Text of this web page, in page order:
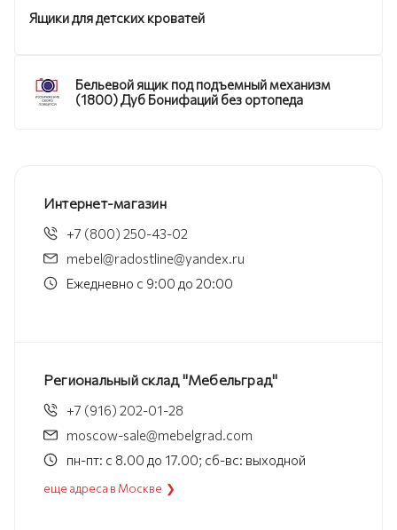
Ящики для детских кроватей
Бельевой ящик под подъемный механизм
(1800) Дуб Бонифаций без ортопеда
Интернет-магазин
+7 (800) 250-43-02
mebel@radostline@yandex.ru
Ежедневно с 9:00 до 20:00
Региональный склад "Мебельград"
+7 (916) 202-01-28
moscow-sale@mebelgrad.com
пн-пт: с 8.00 до 17.00; сб-вс: выходной
еще адреса в Москве ❯